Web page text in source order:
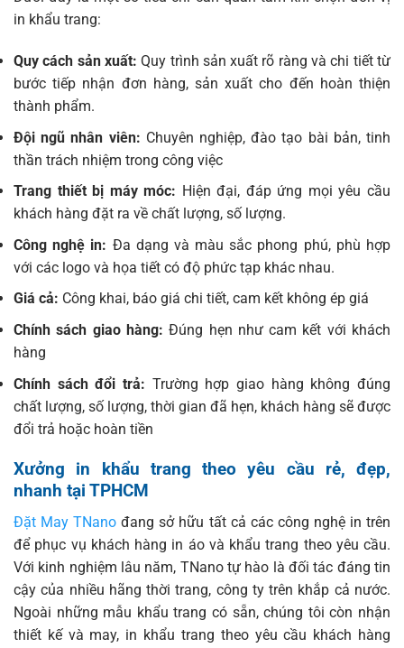
in khẩu trang:
Quy cách sản xuất: Quy trình sản xuất rõ ràng và chi tiết từ
bước tiếp nhận đơn hàng, sản xuất cho đến hoàn thiện
thành phẩm.
Đội ngũ nhân viên: Chuyên nghiệp, đào tạo bài bản, tinh
thần trách nhiệm trong công việc
Trang thiết bị máy móc: Hiện đại, đáp ứng mọi yêu cầu
khách hàng đặt ra về chất lượng, số lượng.
Công nghệ in: Đa dạng và màu sắc phong phú, phù hợp
với các logo và họa tiết có độ phức tạp khác nhau.
Giá cả: Công khai, báo giá chi tiết, cam kết không ép giá
Chính sách giao hàng: Đúng hẹn như cam kết với khách
hàng
Chính sách đổi trả: Trường hợp giao hàng không đúng
chất lượng, số lượng, thời gian đã hẹn, khách hàng sẽ được
đổi trả hoặc hoàn tiền
Xưởng in khẩu trang theo yêu cầu rẻ, đẹp,
nhanh tại TPHCM
Đặt May TNano đang sở hữu tất cả các công nghệ in trên
để phục vụ khách hàng in áo và khẩu trang theo yêu cầu.
Với kinh nghiệm lâu năm, TNano tự hào là đối tác đáng tin
cậy của nhiều hãng thời trang, công ty trên khắp cả nước.
Ngoài những mẫu khẩu trang có sẵn, chúng tôi còn nhận
thiết kế và may, in khẩu trang theo yêu cầu khách hàng